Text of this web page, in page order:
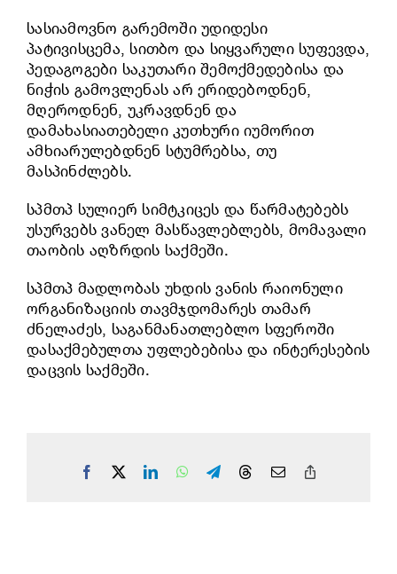
სასიამოვნო გარემოში უდიდესი
პატივისცემა, სითბო და სიყვარული სუფევდა,
პედაგოგები საკუთარი შემოქმედებისა და
ნიჭის გამოვლენას არ ერიდებოდნენ,
მღეროდნენ, უკრავდნენ და
დამახასიათებელი კუთხური იუმორით
ამხიარულებდნენ სტუმრებსა, თუ
მასპინძლებს.
სპმთპ სულიერ სიმტკიცეს და წარმატებებს
უსურვებს ვანელ მასწავლებლებს, მომავალი
თაობის აღზრდის საქმეში.
სპმთპ მადლობას უხდის ვანის რაიონული
ორგანიზაციის თავმჯდომარეს თამარ
ძნელაძეს, საგანმანათლებლო სფეროში
დასაქმებულთა უფლებებისა და ინტერესების
დაცვის საქმეში.
Facebook LinkedInWhatsApp
TelegramThreadsEmail